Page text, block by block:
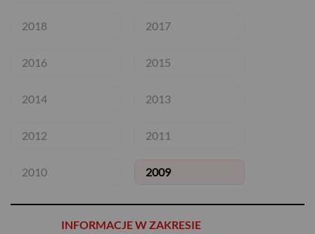
2018 2017
2016 2015
2014 2013
2012 2011
2010 2009
INFORMACJE W ZAKRESIE